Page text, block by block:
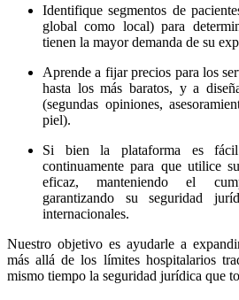
Identifique segmentos de
global como local) para
tienen la mayor demanda de su
Aprende a fijar precios para los
hasta los más baratos, y a
(segundas opiniones,
piel).
Si bien la plataforma es
continuamente para que utilice
eficaz, manteniendo el
garantizando su seguridad
internacionales.
Nuestro objetivo es ayudarle a
más allá de los límites hospitalarios
mismo tiempo la seguridad jurídica que